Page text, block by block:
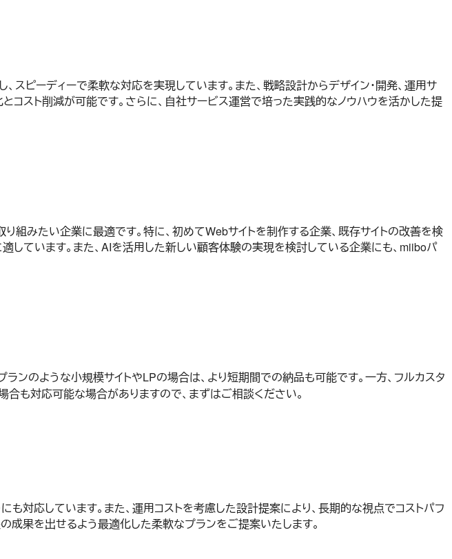
スピーディーで柔軟な対応を実現しています。また、戦略設計からデザイン・開発、運用サ
コスト削減が可能です。さらに、自社サービス運営で培った実践的なノウハウを活かした提
組みたい企業に最適です。特に、初めてWebサイトを制作する企業、既存サイトの改善を検
しています。また、AIを活用した新しい顧客体験の実現を検討している企業にも、miiboパ
ンのような小規模サイトやLPの場合は、より短期間での納品も可能です。一方、フルカスタ
合も対応可能な場合がありますので、まずはご相談ください。
対応しています。また、運用コストを考慮した設計提案により、長期的な視点でコストパフ
成果を出せるよう最適化した柔軟なプランをご提案いたします。